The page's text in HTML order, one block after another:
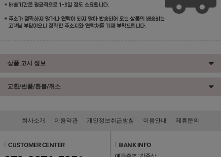
상품 고시 정보
교환/반품/환불/취소
회사소개 이용약관 개인정보취급방침 이용안내 제휴문의
CUSTOMER CENTER BANK INFO